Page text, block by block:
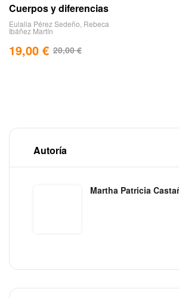
Cuerpos y diferencias
Eulalia Pérez Sedeño Rebeca
Ibáñez Martín
20,00€
19,00 €
Autoría
Martha Patricia